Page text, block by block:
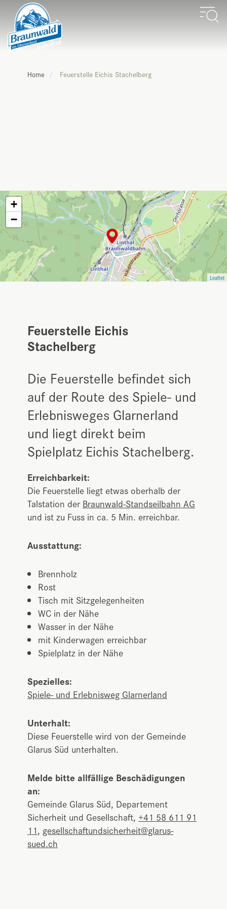
Home Feuerstelle Eichis Stachelberg
+
−
Leaflet
Feuerstelle Eichis
Stachelberg
Die Feuerstelle befindet sich
auf der Route des Spiele- und
Erlebnisweges Glarnerland
und liegt direkt beim
Spielplatz Eichis Stachelberg.
Erreichbarkeit:
Die Feuerstelle liegt etwas oberhalb der
Talstation der Braunwald-Standseilbahn AG
und ist zu Fuss in ca. 5 Min. erreichbar.
Ausstattung:
Brennholz
Rost
Tisch mit Sitzgelegenheiten
WC in der Nähe
Wasser in der Nähe
mit Kinderwagen erreichbar
Spielplatz in der Nähe
Spezielles:
Spiele- und Erlebnisweg Glarnerland
Unterhalt:
Diese Feuerstelle wird von der Gemeinde
Glarus Süd unterhalten.
Melde bitte allfällige Beschädigungen
an:
Gemeinde Glarus Süd, Departement
Sicherheit und Gesellschaft, +41 58 611 91
11, gesellschaftundsicherheit@glarus-
sued.ch